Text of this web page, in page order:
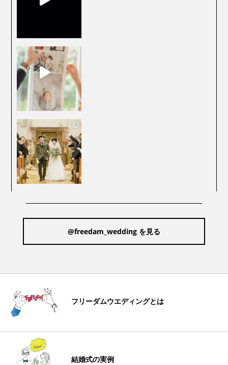
@freedam_wedding を見る
フリーダムウエディングとは
結婚式の実例